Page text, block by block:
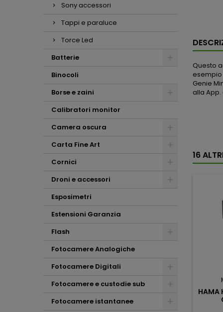
Sony accessori
Tappi e paraluce
Torce Led
Batterie
Binocoli
Borse e zaini
Calibratori monitor
Camera oscura
Carta Fine Art
Cornici
Droni e accessori
Esposimetri
Estensioni Garanzia
Flash
Fotocamere Analogiche
Fotocamere Digitali
Fotocamere e custodie sub
Fotocamere istantanee
Questo
Genie
alla
16
HAMA